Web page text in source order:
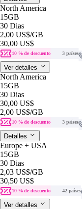
North America
15GB
30 Dias
2,00 US$/GB
30,00 US$
10 % de descuento 3 países
Ver detalles
North America
15GB
30 Dias
30,00 US$
2,00 US$/GB
10 % de descuento 3 países
Detalles
Europe + USA
15GB
30 Dias
2,03 US$/GB
30,50 US$
10 % de descuento 42 países
Ver detalles